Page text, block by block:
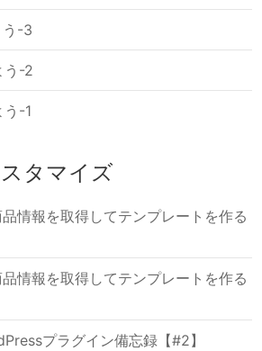
う-3
う-2
-1
タマイズ
情報を取得してテンプレートを作る
情報を取得してテンプレートを作る
プラグイン備忘録【#2】